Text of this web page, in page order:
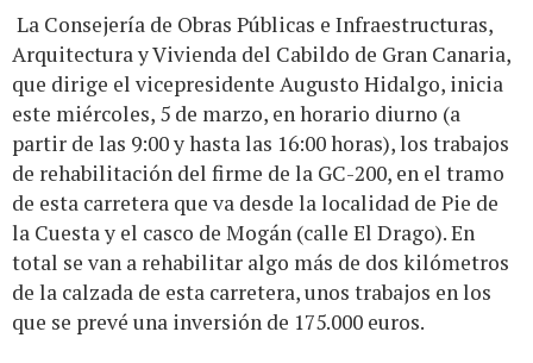
La Consejería de Obras Públicas e Infraestructuras,
Arquitectura y Vivienda del Cabildo de Gran Canaria,
que dirige el vicepresidente Augusto Hidalgo, inicia
este miércoles, 5 de marzo, en horario diurno (a
partir de las 9:00 y hasta las 16:00 horas), los trabajos
de rehabilitación del firme de la GC-200, en el tramo
de esta carretera que va desde la localidad de Pie de
la Cuesta y el casco de Mogán (calle El Drago). En
total se van a rehabilitar algo más de dos kilómetros
de la calzada de esta carretera, unos trabajos en los
que se prevé una inversión de 175.000 euros.